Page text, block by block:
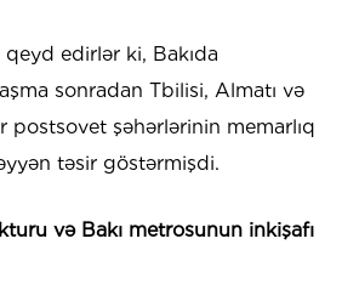
qeyd edirlər ki, Bakıda
sonradan Tbilisi, Almatı və
postsovet şəhərlərinin memarlıq
təsir göstərmişdi.
və Bakı metrosunun inkişafı